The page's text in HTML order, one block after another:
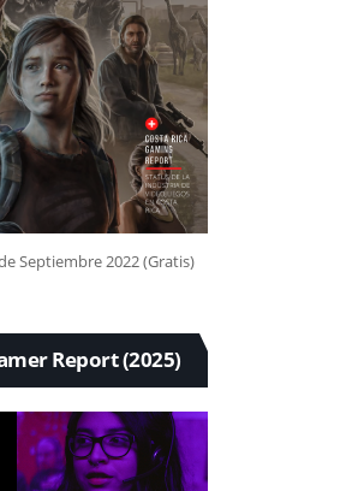
Septiembre 2022 (Gratis)
Report (2025)